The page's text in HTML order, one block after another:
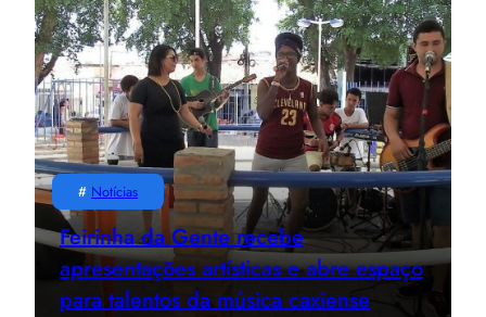
# Notícias
Feirinha da Gente recebe
apresentações artísticas e abre espaço
para talentos da música caxiense